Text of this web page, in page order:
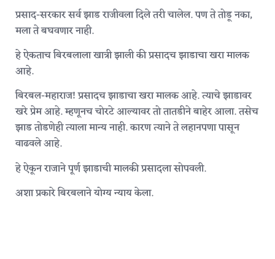
प्रसाद-सरकार सर्व झाड राजीवला दिले तरी चालेल. पण ते तोडू नका,
मला ते बघवणार नाही.
हे ऐकताच बिरबलाला खात्री झाली की प्रसादच झाडाचा खरा मालक
आहे.
बिरबल-महाराज! प्रसादच झाडाचा खरा मालक आहे. त्याचे झाडावर
खरे प्रेम आहे. म्हणूनच चोरटे आल्यावर तो तातडीने बाहेर आला. तसेच
झाड तोडणेही त्याला मान्य नाही. कारण त्याने ते लहानपणा पासून
वाढवले आहे.
हे ऐकून राजाने पूर्ण झाडाची मालकी प्रसादला सोपवली.
अशा प्रकारे बिरबलाने योग्य न्याय केला.